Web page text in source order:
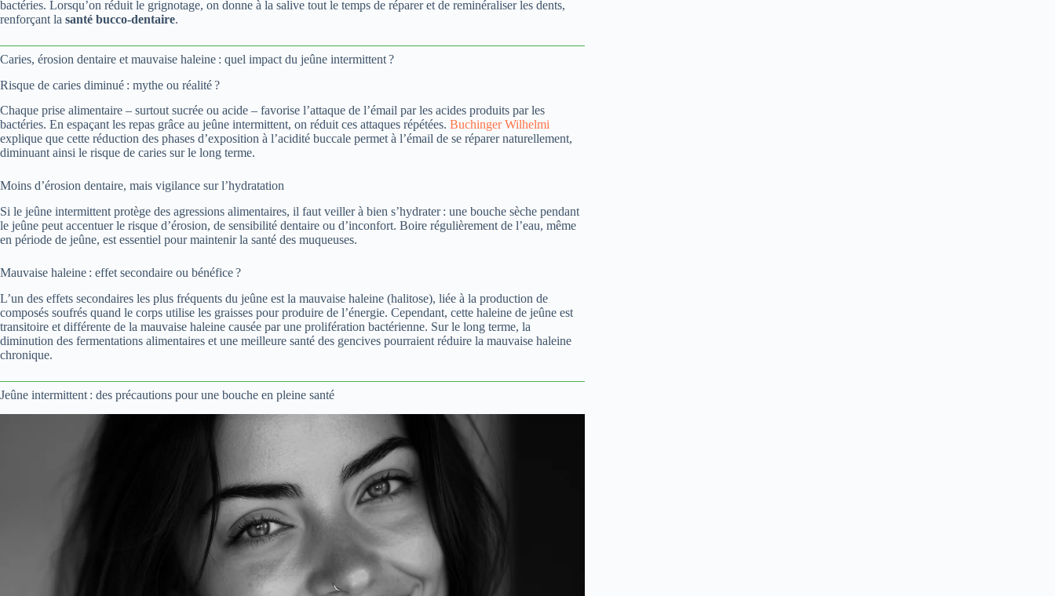
bactéries. Lorsqu’on réduit le grignotage, on donne à la salive tout le temps de réparer et de reminéraliser les dents,
renforçant la santé bucco-dentaire.
Caries, érosion dentaire et mauvaise haleine : quel impact du jeûne intermittent ?
Risque de caries diminué : mythe ou réalité ?
Chaque prise alimentaire – surtout sucrée ou acide – favorise l’attaque de l’émail par les acides produits par les
bactéries. En espaçant les repas grâce au jeûne intermittent, on réduit ces attaques répétées. Buchinger Wilhelmi
explique que cette réduction des phases d’exposition à l’acidité buccale permet à l’émail de se réparer naturellement,
diminuant ainsi le risque de caries sur le long terme.
Moins d’érosion dentaire, mais vigilance sur l’hydratation
Si le jeûne intermittent protège des agressions alimentaires, il faut veiller à bien s’hydrater : une bouche sèche pendant
le jeûne peut accentuer le risque d’érosion, de sensibilité dentaire ou d’inconfort. Boire régulièrement de l’eau, même
en période de jeûne, est essentiel pour maintenir la santé des muqueuses.
Mauvaise haleine : effet secondaire ou bénéfice ?
L’un des effets secondaires les plus fréquents du jeûne est la mauvaise haleine (halitose), liée à la production de
composés soufrés quand le corps utilise les graisses pour produire de l’énergie. Cependant, cette haleine de jeûne est
transitoire et différente de la mauvaise haleine causée par une prolifération bactérienne. Sur le long terme, la
diminution des fermentations alimentaires et une meilleure santé des gencives pourraient réduire la mauvaise haleine
chronique.
Jeûne intermittent : des précautions pour une bouche en pleine santé